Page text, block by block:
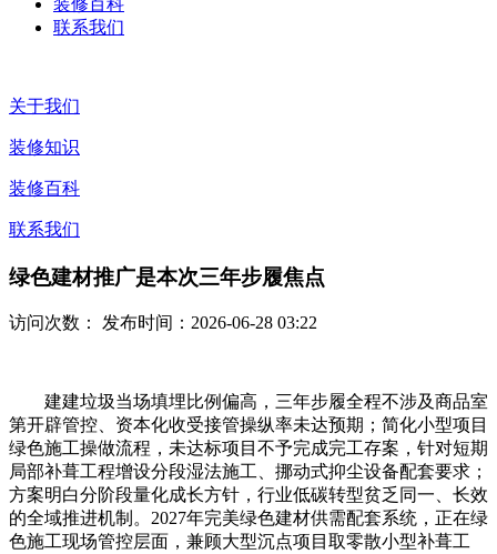
装修百科
联系我们
关于我们
装修知识
装修百科
联系我们
绿色建材推广是本次三年步履焦点
访问次数： 发布时间：2026-06-28 03:22
建建垃圾当场填埋比例偏高，三年步履全程不涉及商品室
第开辟管控、资本化收受接管操纵率未达预期；简化小型项目
绿色施工操做流程，未达标项目不予完成完工存案，针对短期
局部补葺工程增设分段湿法施工、挪动式抑尘设备配套要求；
方案明白分阶段量化成长方针，行业低碳转型贫乏同一、长效
的全域推进机制。2027年完美绿色建材供需配套系统，正在绿
色施工现场管控层面，兼顾大型沉点项目取零散小型补葺工